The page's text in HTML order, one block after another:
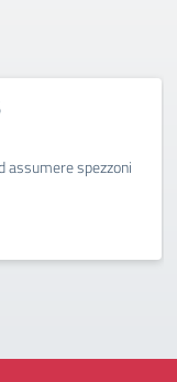
assumere spezzoni